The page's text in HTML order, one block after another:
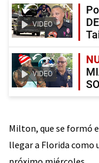
VIDEO
VIDEO
Milton, que se formó
llegar a Florida como